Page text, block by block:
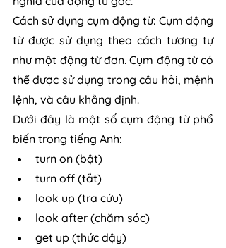
Cách sử dụng cụm động từ: Cụm động
từ được sử dụng theo cách tương tự
như một động từ đơn. Cụm động từ có
thể được sử dụng trong câu hỏi, mệnh
lệnh, và câu khẳng định.
Dưới đây là một số cụm động từ phổ
biến trong tiếng Anh:
turn on (bật)
turn off (tắt)
look up (tra cứu)
look after (chăm sóc)
get up (thức dậy)